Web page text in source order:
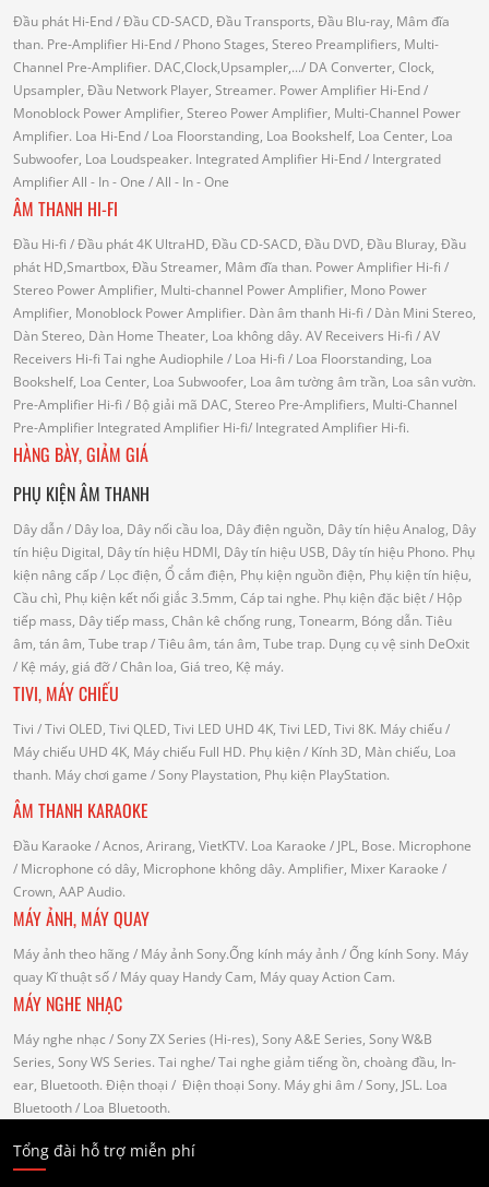
Đầu phát Hi-End/ Đầu CD-SACD, Đầu Transports, Đầu Blu-ray, Mâm đĩa
than. Pre-Amplifier Hi-End/ Phono Stages, Stereo Preamplifiers, Multi-
Channel Pre-Amplifier. DAC,Clock,Upsampler,.../ DA Converter, Clock,
Upsampler, Đầu Network Player, Streamer. Power Amplifier Hi-End/
Monoblock Power Amplifier, Stereo Power Amplifier, Multi-Channel Power
Amplifier. Loa Hi-End/ Loa Floorstanding, Loa Bookshelf, Loa Center, Loa
Subwoofer, Loa Loudspeaker. Integrated Amplifier Hi-End/ Intergrated
AmplifierAll - In - One / All - In - One
ÂM THANH HI-FI
Đầu Hi-fi / Đầu phát 4K UltraHD, Đầu CD-SACD, Đầu DVD, Đầu Bluray, Đầu
phát HD,Smartbox, Đầu Streamer, Mâm đĩa than. Power Amplifier Hi-fi /
Stereo Power Amplifier, Multi-channel Power Amplifier, Mono Power
Amplifier, Monoblock Power Amplifier. Dàn âm thanh Hi-fi / Dàn Mini Stereo,
Dàn Stereo, Dàn Home Theater, Loa không dây. AV Receivers Hi-fi / AV
Receivers Hi-fi Tai nghe Audiophile / Loa Hi-fi / Loa Floorstanding, Loa
Bookshelf, Loa Center, Loa Subwoofer, Loa âm tường âm trần, Loa sân vườn.
Pre-Amplifier Hi-fi / Bộ giải mã DAC, Stereo Pre-Amplifiers, Multi-Channel
Pre-Amplifier Integrated Amplifier Hi-fi/ Integrated Amplifier Hi-fi.
HÀNG BÀY, GIẢM GIÁ
PHỤ KIỆN ÂM THANH
Dây dẫn/ Dây loa, Dây nối cầu loa, Dây điện nguồn, Dây tín hiệu Analog, Dây
tín hiệu Digital, Dây tín hiệu HDMI, Dây tín hiệu USB, Dây tín hiệu Phono. Phụ
kiện nâng cấp/ Lọc điện, Ổ cắm điện, Phụ kiện nguồn điện, Phụ kiện tín hiệu,
Cầu chì, Phụ kiện kết nối giắc 3.5mm, Cáp tai nghe. Phụ kiện đặc biệt/ Hộp
tiếp mass, Dây tiếp mass, Chân kê chống rung, Tonearm, Bóng dẫn. Tiêu
âm, tán âm, Tube trap/ Tiêu âm, tán âm, Tube trap. Dụng cụ vệ sinh DeOxit
/ Kệ máy, giá đỡ/ Chân loa, Giá treo, Kệ máy.
TIVI, MÁY CHIẾU
Tivi / Tivi OLED, Tivi QLED, Tivi LED UHD 4K, Tivi LED, Tivi 8K. Máy chiếu/
Máy chiếu UHD 4K, Máy chiếu Full HD. Phụ kiện/ Kính 3D, Màn chiếu, Loa
thanh. Máy chơi game / Sony Playstation, Phụ kiện PlayStation.
ÂM THANH KARAOKE
Đầu Karaoke / Acnos, Arirang, VietKTV. Loa Karaoke / JPL, Bose. Microphone
/ Microphone có dây, Microphone không dây. Amplifier, Mixer Karaoke /
Crown, AAP Audio.
MÁY ẢNH, MÁY QUAY
Máy ảnh theo hãng / Máy ảnh Sony.Ống kính máy ảnh / Ống kính Sony. Máy
quay Kĩ thuật số/ Máy quay Handy Cam, Máy quay Action Cam.
MÁY NGHE NHẠC
Máy nghe nhạc / Sony ZX Series (Hi-res), Sony A&E Series, Sony W&B
Series, Sony WS Series. Tai nghe/ Tai nghe giảm tiếng ồn, choàng đầu, In-
ear, Bluetooth. Điện thoại / Điện thoại Sony. Máy ghi âm / Sony, JSL. Loa
Bluetooth/ Loa Bluetooth.
Tổng đài hỗ trợ miễn phí